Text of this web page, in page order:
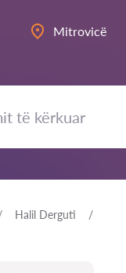
Mitrovicë
Halil Derguti